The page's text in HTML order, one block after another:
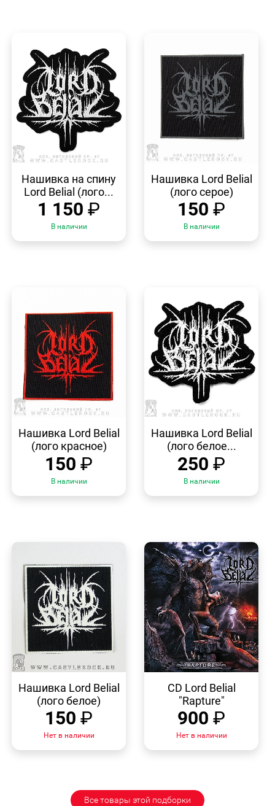
Нашивка на спину
Lord Belial (лого...
1 150 ₽
В наличии
ПРОСМОТР
Нашивка Lord Belial
(лого серое)
150 ₽
В наличии
ПРОСМОТР
Нашивка Lord Belial
(лого красное)
150 ₽
В наличии
ПРОСМОТР
Нашивка Lord Belial
(лого белое...
250 ₽
В наличии
ПРОСМОТР
Нашивка Lord Belial
(лого белое)
150 ₽
Нет в наличии
ПРОСМОТР
CD Lord Belial
"Rapture"
900 ₽
Нет в наличии
Все товары этой подборки